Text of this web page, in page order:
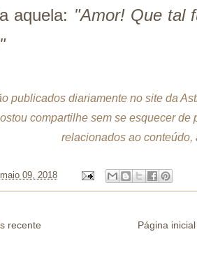
aquela: "Amor! Que tal
publicados diariamente no site da
compartilhe sem se esquecer
relacionados ao
09, 2018
recente Página inicial